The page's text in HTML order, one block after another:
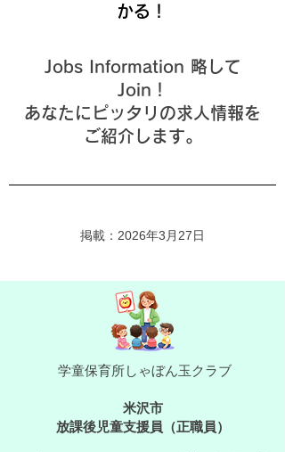
かる！
Jobs Information 略して
Join！
あなたにピッタリの求人情報を
ご紹介します。
掲載：2026年3月27日
学童保育所しゃぼん玉クラブ
米沢市
放課後児童支援員（正職員）